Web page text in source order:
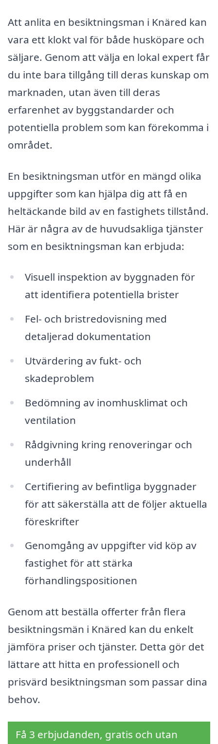
Att anlita en besiktningsman i Knäred kan
vara ett klokt val för både husköpare och
säljare. Genom att välja en lokal expert får
du inte bara tillgång till deras kunskap om
marknaden, utan även till deras
erfarenhet av byggstandarder och
potentiella problem som kan förekomma i
området.
En besiktningsman utför en mängd olika
uppgifter som kan hjälpa dig att få en
heltäckande bild av en fastighets tillstånd.
Här är några av de huvudsakliga tjänster
som en besiktningsman kan erbjuda:
Visuell inspektion av byggnaden för
att identifiera potentiella brister
Fel- och bristredovisning med
detaljerad dokumentation
Utvärdering av fukt- och
skadeproblem
Bedömning av inomhusklimat och
ventilation
Rådgivning kring renoveringar och
underhåll
Certifiering av befintliga byggnader
för att säkerställa att de följer aktuella
föreskrifter
Genomgång av uppgifter vid köp av
fastighet för att stärka
förhandlingspositionen
Genom att beställa offerter från flera
besiktningsmän i Knäred kan du enkelt
jämföra priser och tjänster. Detta gör det
lättare att hitta en professionell och
prisvärd besiktningsman som passar dina
behov.
Få 3 erbjudanden, gratis och utan